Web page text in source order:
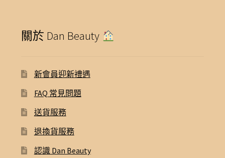
關於 Dan Beauty
新會員迎新禮遇
FAQ 常見問題
送貨服務
退換貨服務
認識 Dan Beauty